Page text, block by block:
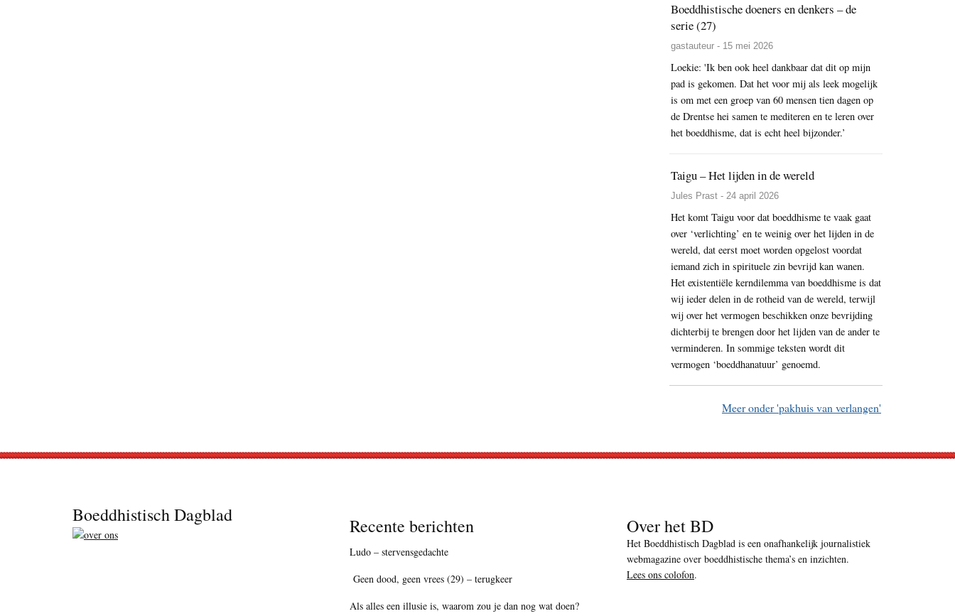
Boeddhistische doeners en denkers – de
serie (27)
gastauteur - 15 mei 2026
Loekie: 'Ik ben ook heel dankbaar dat dit op mijn
pad is gekomen. Dat het voor mij als leek mogelijk
is om met een groep van 60 mensen tien dagen op
de Drentse hei samen te mediteren en te leren over
het boeddhisme, dat is echt heel bijzonder.’
Taigu – Het lijden in de wereld
Jules Prast - 24 april 2026
Het komt Taigu voor dat boeddhisme te vaak gaat
over ‘verlichting’ en te weinig over het lijden in de
wereld, dat eerst moet worden opgelost voordat
iemand zich in spirituele zin bevrijd kan wanen.
Het existentiële kerndilemma van boeddhisme is dat
wij ieder delen in de rotheid van de wereld, terwijl
wij over het vermogen beschikken onze bevrijding
dichterbij te brengen door het lijden van de ander te
verminderen. In sommige teksten wordt dit
vermogen ‘boeddhanatuur’ genoemd.
Meer onder 'pakhuis van verlangen'
Boeddhistisch Dagblad Recente berichten
Ludo – stervensgedachte
Geen dood, geen vrees (29) – terugkeer
Als alles een illusie is, waarom zou je dan nog wat doen?
Over het BD
Het Boeddhistisch Dagblad is een onafhankelijk journalistiek
webmagazine over boeddhistische thema’s en inzichten.
Lees ons colofon.